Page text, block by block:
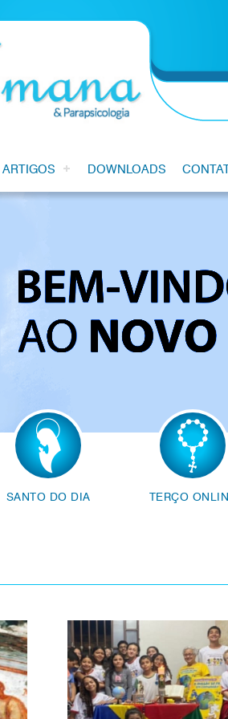
ARTIGOS DOWNLOADS
SANTO DO DIA TERÇO